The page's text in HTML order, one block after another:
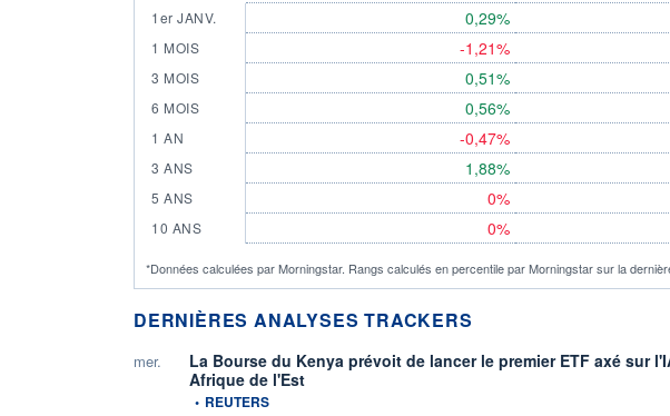
1er JANV.
1 MOIS
3 MOIS
6 MOIS
1 AN
3 ANS
5 ANS
10 ANS
0,29%
-1,21%
0,51%
0,56%
-0,47%
1,88%
0%
0%
*Données calculées par Morningstar. Rangs calculés en percentile par Morningstar sur la
DERNIÈRES ANALYSES TRACKERS
mer.
La Bourse du Kenya prévoit de lancer le premier ETF axé sur
Afrique de l'Est
information fournie par
• REUTERS